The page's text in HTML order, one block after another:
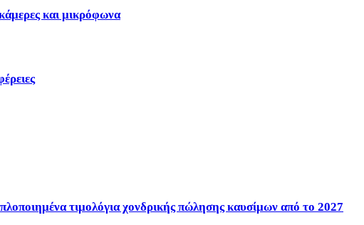
και μικρόφωνα
τιμολόγια χονδρικής πώλησης καυσίμων από το 2027